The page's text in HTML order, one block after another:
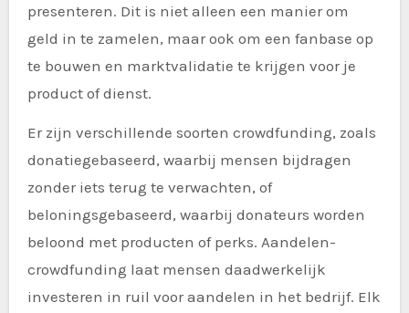
presenteren. Dit is niet alleen een manier om
geld in te zamelen, maar ook om een fanbase op
te bouwen en marktvalidatie te krijgen voor je
product of dienst.
Er zijn verschillende soorten crowdfunding, zoals
donatiegebaseerd, waarbij mensen bijdragen
zonder iets terug te verwachten, of
beloningsgebaseerd, waarbij donateurs worden
beloond met producten of perks. Aandelen-
crowdfunding laat mensen daadwerkelijk
investeren in ruil voor aandelen in het bedrijf. Elk